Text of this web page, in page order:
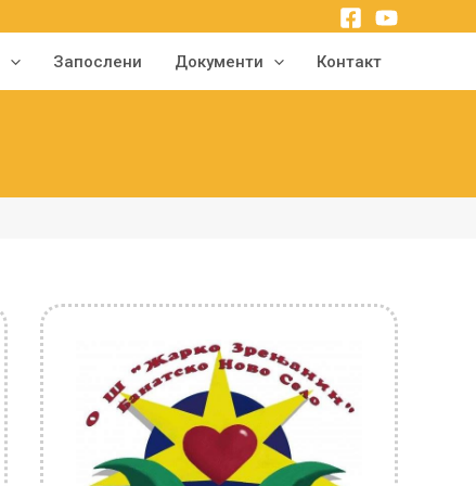
Запослени Документи Контакт